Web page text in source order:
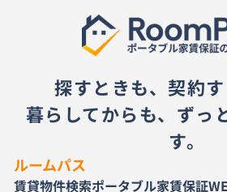
探すときも、契約す
暮らしてからも、ずっ
す。
ルームパス
賃貸物件検索ポータブル家賃保証